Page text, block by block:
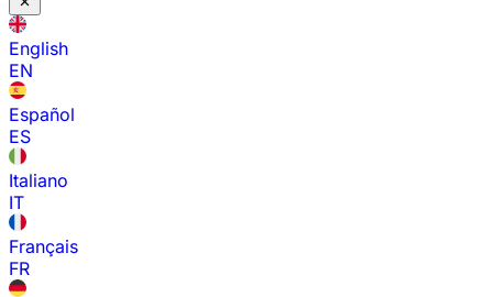
English
EN
Español
ES
Italiano
IT
Français
FR